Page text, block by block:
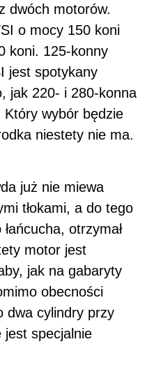
dwóch motorów.
o mocy 150 koni
koni. 125-konny
jest spotykany
jak 220- i 280-konna
wybór będzie
niestety nie ma.
już nie miewa
tłokami, a do tego
otrzymał
motor jest
jak na gabaryty
obecności
dwa cylindry przy
jest specjalnie